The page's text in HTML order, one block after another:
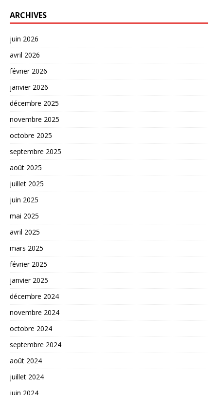
ARCHIVES
juin 2026
avril 2026
février 2026
janvier 2026
décembre 2025
novembre 2025
octobre 2025
septembre 2025
août 2025
juillet 2025
juin 2025
mai 2025
avril 2025
mars 2025
février 2025
janvier 2025
décembre 2024
novembre 2024
octobre 2024
septembre 2024
août 2024
juillet 2024
juin 2024